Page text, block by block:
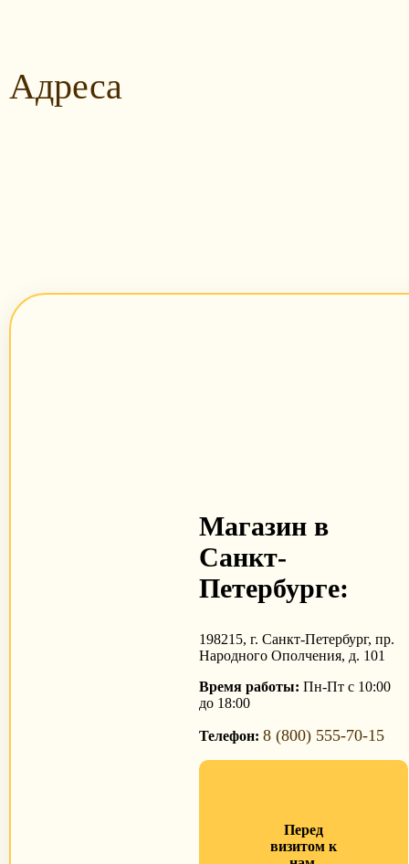
Адреса
Магазин в
Санкт-
Петербурге:
198215, г. Санкт-Петербург, пр.
Народного Ополчения, д. 101
Время работы: Пн-Пт с 10:00
до 18:00
Телефон:8 (800) 555-70-15
Перед
визитом к